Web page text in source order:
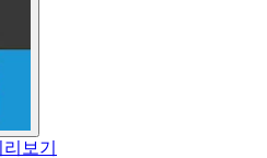
리보기